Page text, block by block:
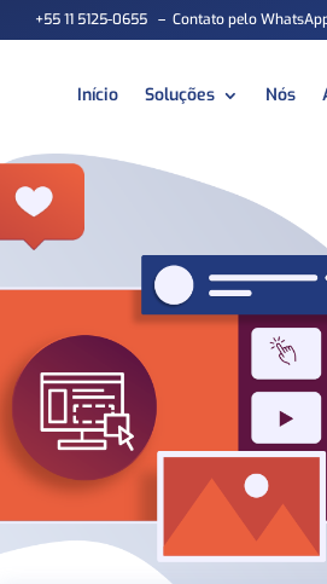
+55 11 5125-0655 – Contato pelo
Início Soluções Nós